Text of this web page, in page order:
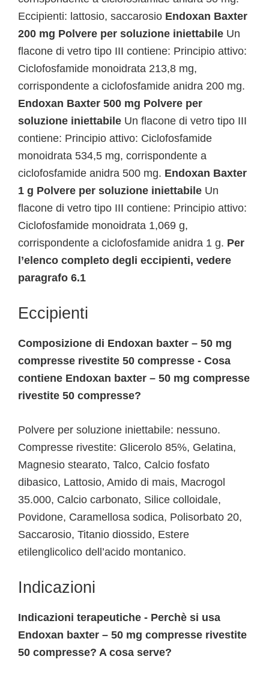
Eccipienti: lattosio, saccarosio Endoxan Baxter
200 mg Polvere per soluzione iniettabile Un
flacone di vetro tipo III contiene: Principio attivo:
Ciclofosfamide monoidrata 213,8 mg,
corrispondente a ciclofosfamide anidra 200 mg.
Endoxan Baxter 500 mg Polvere per
soluzione iniettabile Un flacone di vetro tipo III
contiene: Principio attivo: Ciclofosfamide
monoidrata 534,5 mg, corrispondente a
ciclofosfamide anidra 500 mg. Endoxan Baxter
1 g Polvere per soluzione iniettabile Un
flacone di vetro tipo III contiene: Principio attivo:
Ciclofosfamide monoidrata 1,069 g,
corrispondente a ciclofosfamide anidra 1 g. Per
l’elenco completo degli eccipienti, vedere
paragrafo 6.1
Eccipienti
Composizione di Endoxan baxter – 50 mg
compresse rivestite 50 compresse - Cosa
contiene Endoxan baxter – 50 mg compresse
rivestite 50 compresse?
Polvere per soluzione iniettabile: nessuno.
Compresse rivestite: Glicerolo 85%, Gelatina,
Magnesio stearato, Talco, Calcio fosfato
dibasico, Lattosio, Amido di mais, Macrogol
35.000, Calcio carbonato, Silice colloidale,
Povidone, Caramellosa sodica, Polisorbato 20,
Saccarosio, Titanio diossido, Estere
etilenglicolico dell’acido montanico.
Indicazioni
Indicazioni terapeutiche - Perchè si usa
Endoxan baxter – 50 mg compresse rivestite
50 compresse? A cosa serve?